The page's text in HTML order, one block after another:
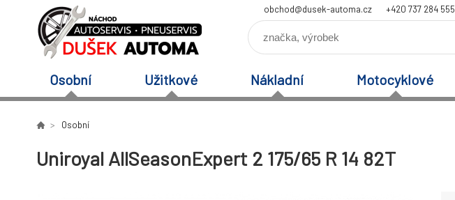
obchod@dusek-automa.cz +420 737 284 555
Osobní Užitkové Nákladní Motocyklové
Osobní
Uniroyal AllSeasonExpert 2 175/65 R 14 82T